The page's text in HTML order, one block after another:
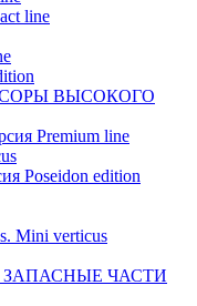
line
ВЫСОКОГО
Premium line
Poseidon edition
Mini verticus
ЧАСТИ